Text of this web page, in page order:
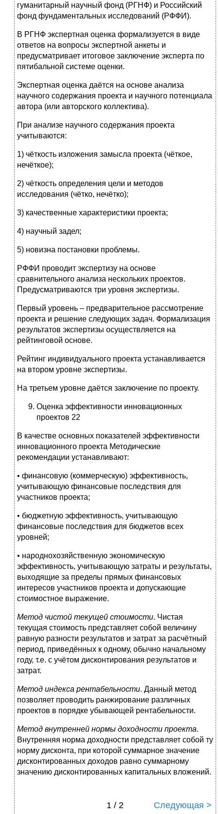
гуманитарный научный фонд (РГНФ) и Российский
фонд фундаментальных исследований (РФФИ).
В РГНФ экспертная оценка формализуется в виде
ответов на вопросы экспертной анкеты и
предусматривает итоговое заключение эксперта по
пятибальной системе оценки.
Экспертная оценка даётся на основе анализа
научного содержания проекта и научного потенциала
автора (или авторского коллектива).
При анализе научного содержания проекта
учитываются:
1) чёткость изложения замысла проекта (чёткое,
нечёткое);
2) чёткость определения цели и методов
исследования (чётко, нечётко);
3) качественные характеристики проекта;
4) научный задел;
5) новизна постановки проблемы.
РФФИ проводит экспертизу на основе
сравнительного анализа нескольких проектов.
Предусматриваются три уровня экспертизы.
Первый уровень – предварительное рассмотрение
проекта и решение следующих задач. Формализация
результатов экспертизы осуществляется на
рейтинговой основе.
Рейтинг индивидуального проекта устанавливается
на втором уровне экспертизы.
На третьем уровне даётся заключение по проекту.
Оценка эффективности инновационных
проектов 22
В качестве основных показателей эффективности
инновационного проекта Методические
рекомендации устанавливают:
• финансовую (коммерческую) эффективность,
учитывающую финансовые последствия для
участников проекта;
• бюджетную эффективность, учитывающую
финансовые последствия для бюджетов всех
уровней;
• народнохозяйственную экономическую
эффективность, учитывающую затраты и результаты,
выходящие за пределы прямых финансовых
интересов участников проекта и допускающие
стоимостное выражение.
Метод чистой текущей стоимости. Чистая
текущая стоимость представляет собой величину
равную разности результатов и затрат за расчётный
период, приведённых к одному, обычно начальному
году, т.е. с учётом дисконтирования результатов и
затрат.
Метод индекса рентабельности. Данный метод
позволяет проводить ранжирование различных
проектов в порядке убывающей рентабельности.
Метод внутренней нормы доходности проекта.
Внутренняя норма доходности представляет собой ту
норму дисконта, при которой суммарное значение
дисконтированных доходов равно суммарному
значению дисконтированных капитальных вложений.
1 / 2 Следующая >